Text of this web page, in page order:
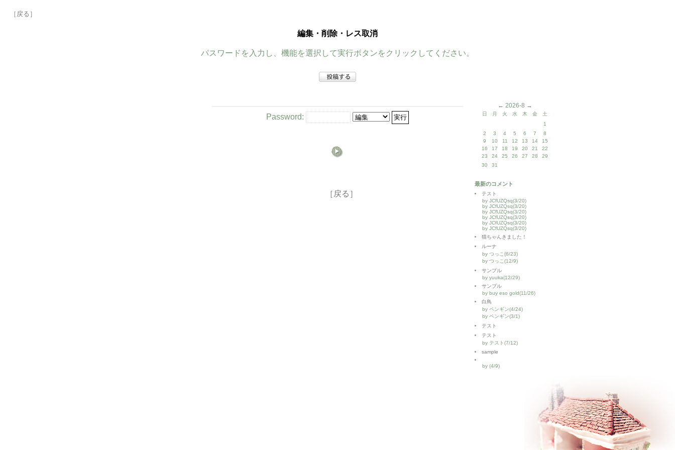
［戻る］
編集・削除・レス取消
パスワードを入力し、機能を選択して実行ボタンをクリックしてください。
Password:
［戻る］
← 2026-8 →
日 月 火 水 木 金
土
1
2
3 4 5 6 7
8
9
10 11 12 13 14
15
16
17 18 19 20 21
22
23
24 25 26 27 28
29
30
31
最新のコメント
テスト
by JCfUZQsq(3/20)
by JCfUZQsq(3/20)
by JCfUZQsq(3/20)
by JCfUZQsq(3/20)
by JCfUZQsq(3/20)
by JCfUZQsq(3/20)
猫ちゃんきました！
ルーナ
by つっこ(6/23)
by つっこ(12/9)
サンプル
by yuuka(12/29)
サンプル
by buy eso gold(11/26)
白鳥
by ペンギン(4/24)
by ペンギン(3/1)
テスト
テスト
by テスト(7/12)
sample
by (4/9)